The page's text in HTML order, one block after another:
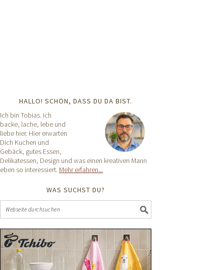
HALLO! SCHÖN, DASS DU DA BIST.
Ich bin Tobias. Ich
backe, lache, lebe und
liebe hier. Hier erwarten
Dich Kuchen und
Gebäck, gutes Essen,
Delikatessen, Design und was einen kreativen Mann
eben so interessiert. Mehr erfahren...
WAS SUCHST DU?